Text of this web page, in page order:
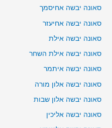
סאונה יבשה אחיסמך
סאונה יבשה אחיעזר
סאונה יבשה אילת
סאונה יבשה אילת השחר
סאונה יבשה איתמר
סאונה יבשה אלון מורה
סאונה יבשה אלון שבות
סאונה יבשה אליכין